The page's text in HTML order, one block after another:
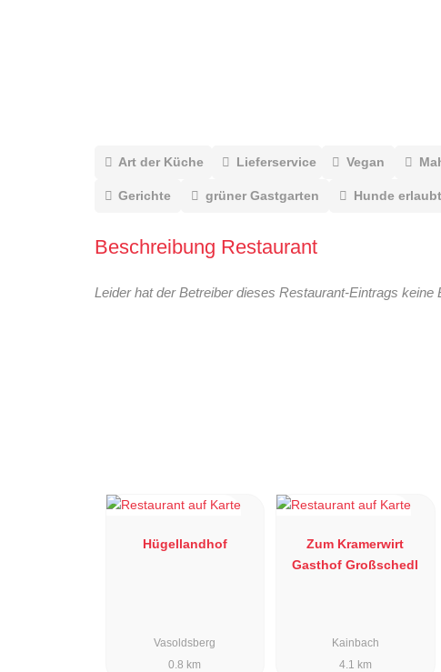
Art der Küche Lieferservice Vegan
Gerichte grüner Gastgarten Hunde erlaubt
Beschreibung Restaurant
Leider hat der Betreiber dieses Restaurant-Eintrags keine
Hügellandhof
Vasoldsberg
0.8 km
Zum Kramerwirt
Gasthof Großschedl
Kainbach
4.1 km